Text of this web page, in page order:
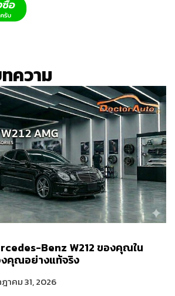
ความ
Benz W212 ของคุณใน
งคุณอย่างแท้จริง
าคม 31, 2026